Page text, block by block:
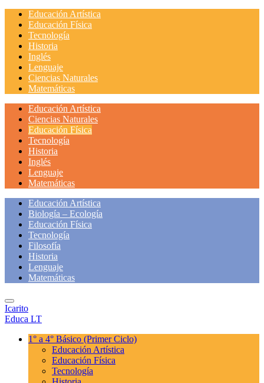
Educación Artística
Educación Física
Tecnología
Historia
Inglés
Lenguaje
Ciencias Naturales
Matemáticas
Educación Artística
Ciencias Naturales
Educación Física
Tecnología
Historia
Inglés
Lenguaje
Matemáticas
Educación Artística
Biología – Ecología
Educación Física
Tecnología
Filosofía
Historia
Lenguaje
Matemáticas
Icarito
Educa LT
1° a 4° Básico (Primer Ciclo)
Educación Artística
Educación Física
Tecnología